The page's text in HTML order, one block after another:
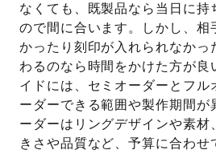
なくても、既製品なら当日に持
ので間に合います。しかし、相
かったり刻印が入れられなかっ
わるのなら時間をかけた方が良
イドには、セミオーダーとフル
ーダーできる範囲や製作期間が
ーダーはリングデザインや素材
きさや品質など、予算に合わせ